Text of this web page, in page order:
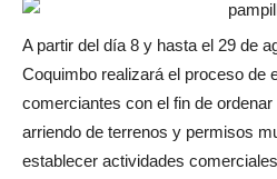
A partir del día 8 y hasta el 29 de
Coquimbo realizará el proceso de
comerciantes con el fin de
arriendo de terrenos y permisos
establecer actividades